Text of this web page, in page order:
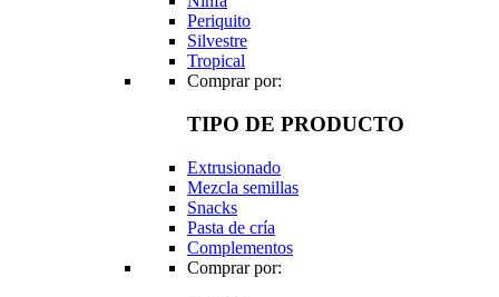
Periquito
Silvestre
Tropical
Comprar por:
TIPO DE PRODUCTO
Extrusionado
Mezcla semillas
Snacks
Pasta de cría
Complementos
Comprar por: